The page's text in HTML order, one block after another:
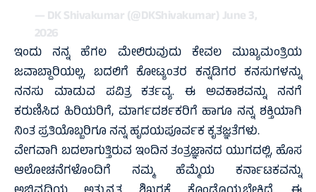
— DK Shivakumar (@DKShivakumar) June 3,
2026
ಇಂದು ನನ್ನ ಹೆಗಲ ಮೇಲಿರುವುದು ಕೇವಲ ಮುಖ್ಯಮಂತ್ರಿಯ
ಜವಾಬ್ದಾರಿಯಲ್ಲ, ಬದಲಿಗೆ ಕೋಟ್ಯಂತರ ಕನ್ನಡಿಗರ ಕನಸುಗಳನ್ನು
ನನಸು ಮಾಡುವ ಪವಿತ್ರ ಕರ್ತವ್ಯ. ಈ ಅವಕಾಶವನ್ನು ನನಗೆ
ಕರುಣಿಸಿದ ಹಿರಿಯರಿಗೆ, ಮಾರ್ಗದರ್ಶಕರಿಗೆ ಹಾಗೂ ನನ್ನ ಶಕ್ತಿಯಾಗಿ
ನಿಂತ ಪ್ರತಿಯೊಬ್ಬರಿಗೂ ನನ್ನ ಹೃದಯಪೂರ್ವಕ ಕೃತಜ್ಞತೆಗಳು.
ವೇಗವಾಗಿ ಬದಲಾಗುತ್ತಿರುವ ಇಂದಿನ ತಂತ್ರಜ್ಞಾನದ ಯುಗದಲ್ಲಿ, ಹೊಸ
ಆಲೋಚನೆಗಳೊಂದಿಗೆ ನಮ್ಮ ಹೆಮ್ಮೆಯ ಕರ್ನಾಟಕವನ್ನು